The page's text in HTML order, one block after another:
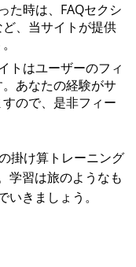
た時は、FAQセクシ
、当サイトが提供
トはユーザーのフィ
あなたの経験がサ
ので、是非フィー
掛け算トレーニング
学習は旅のようなも
きましょう。